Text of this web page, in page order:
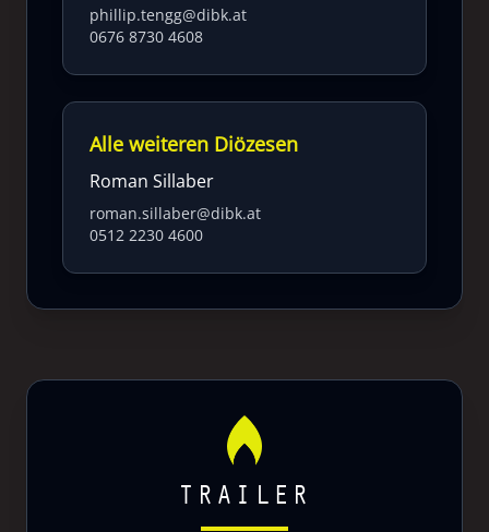
phillip.tengg@dibk.at
0676 8730 4608
Alle weiteren Diözesen
Roman Sillaber
roman.sillaber@dibk.at
0512 2230 4600
TRAILER